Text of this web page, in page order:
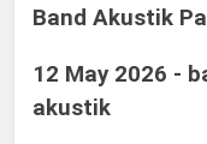
Band Akustik
12 May 2026 -
akustik